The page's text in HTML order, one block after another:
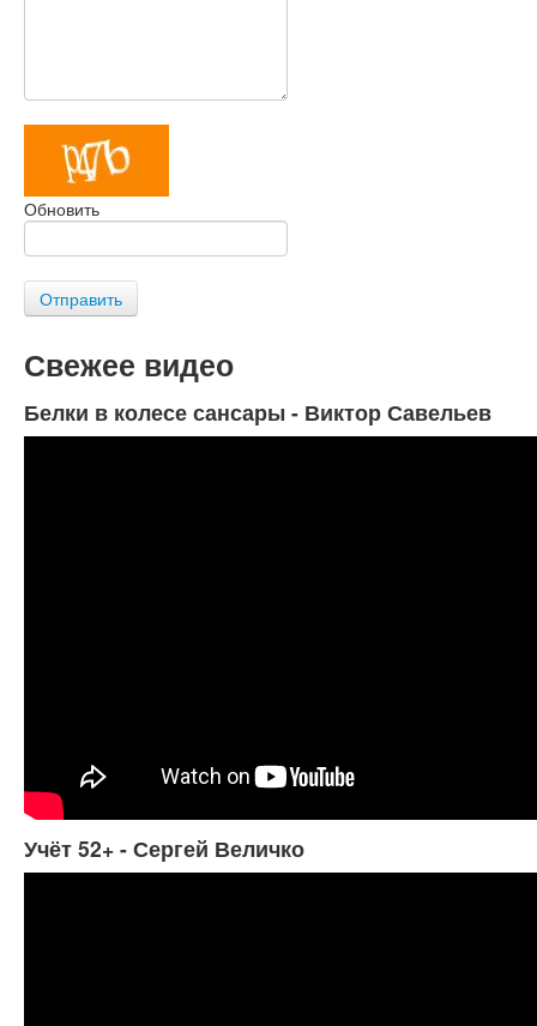
Обновить
Отправить
Свежее видео
Белки в колесе сансары - Виктор Савельев
Учёт 52+ - Сергей Величко